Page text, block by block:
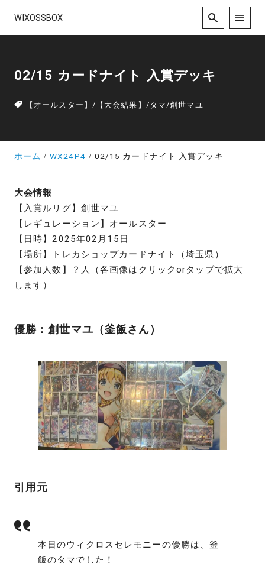
WIXOSSBOX
02/15 カードナイト 入賞デッキ
【オールスター】 / 【大会結果】 /タマ/創世マユ
ホーム WX24P4 02/15 カードナイト 入賞デッキ
大会情報
【入賞ルリグ】創世マユ
【レギュレーション】オールスター
【日時】2025年02月15日
【場所】トレカショップカードナイト（埼玉県）
【参加人数】？人（各画像はクリックorタップで拡大
します）
優勝：創世マユ（釜飯さん）
引用元
本日のウィクロスセレモニーの優勝は、釜
飯のタマでした！